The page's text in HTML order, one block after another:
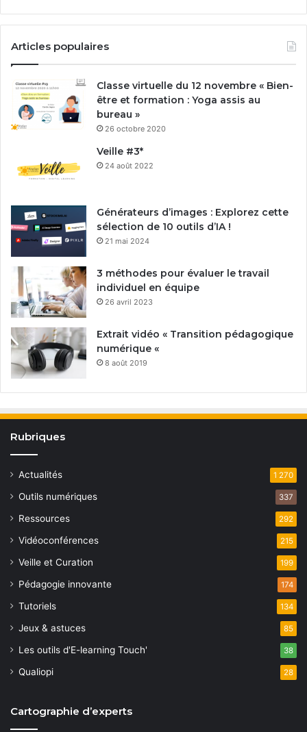
Articles populaires
Classe virtuelle du 12 novembre « Bien-
être et formation : Yoga assis au
bureau »
26 octobre 2020
Veille #3*
24 août 2022
Générateurs d’images : Explorez cette
sélection de 10 outils d’IA !
21 mai 2024
3 méthodes pour évaluer le travail
individuel en équipe
26 avril 2023
Extrait vidéo « Transition pédagogique
numérique «
8 août 2019
Rubriques
Actualités 1 270
Outils numériques 337
Ressources 292
Vidéoconférences 215
Veille et Curation 199
Pédagogie innovante 174
Tutoriels 134
Jeux & astuces 85
Les outils d'E-learning Touch' 38
Qualiopi 28
Cartographie d’experts